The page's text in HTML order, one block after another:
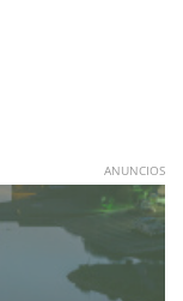
ANUNCIOS